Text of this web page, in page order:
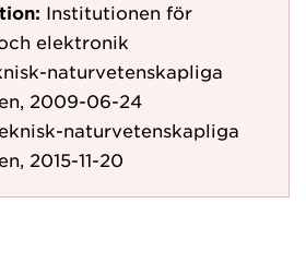
Institutionen för
elektronik
naturvetenskapliga
2009-06-24
naturvetenskapliga
2015-11-20